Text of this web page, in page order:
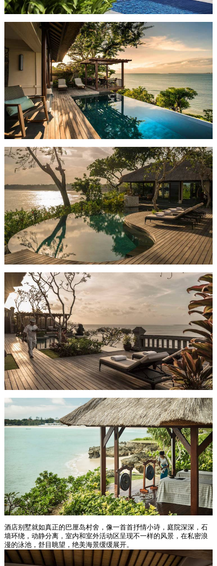
酒店别墅就如真正的巴厘岛村舍，像一首首抒情小诗，庭院深深，石
墙环绕，动静分离，室内和室外活动区呈现不一样的风景，在私密浪
漫的泳池，舒目眺望，绝美海景缓缓展开。